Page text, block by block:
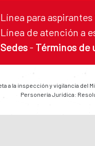
Línea para aspirantes
Línea de atención a
Sedes - Términos de
a la inspección y vigilancia del
Personería Jurídica: